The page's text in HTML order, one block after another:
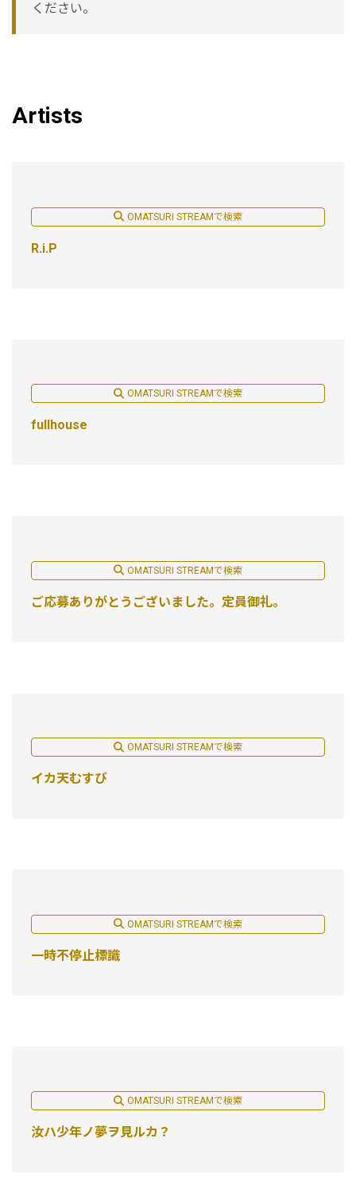
ください。
Artists
OMATSURI STREAMで検索
R.i.P
OMATSURI STREAMで検索
fullhouse
OMATSURI STREAMで検索
ご応募ありがとうございました。定員御礼。
OMATSURI STREAMで検索
イカ天むすび
OMATSURI STREAMで検索
一時不停止標識
OMATSURI STREAMで検索
汝ハ少年ノ夢ヲ見ルカ？